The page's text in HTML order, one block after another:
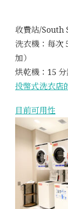
收費站/South
洗衣機：每次
加）
烘乾機：15
投幣式洗衣店
目前可用性